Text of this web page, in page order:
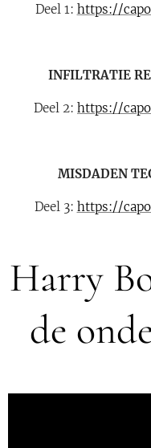
Deel 1: https://
INFILTRATIE
Deel 2: https://
MISDADEN
Deel 3: https://
Harry
de